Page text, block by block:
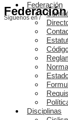
Síguenos en /
Federación
Disciplinas